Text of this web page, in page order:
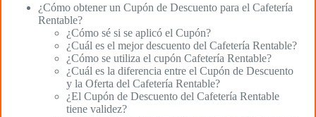
¿Cómo obtener un Cupón de Descuento para el Cafetería
Rentable?
¿Cómo sé si se aplicó el Cupón?
¿Cuál es el mejor descuento del Cafetería Rentable?
¿Cómo se utiliza el cupón Cafetería Rentable?
¿Cuál es la diferencia entre el Cupón de Descuento
y la Oferta del Cafetería Rentable?
¿El Cupón de Descuento del Cafetería Rentable
tiene validez?